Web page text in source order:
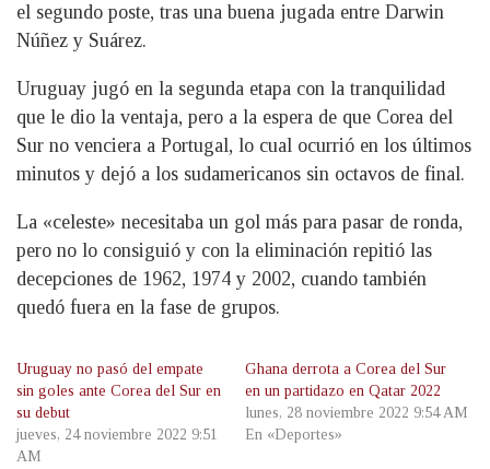
el segundo poste, tras una buena jugada entre Darwin
Núñez y Suárez.
Uruguay jugó en la segunda etapa con la tranquilidad
que le dio la ventaja, pero a la espera de que Corea del
Sur no venciera a Portugal, lo cual ocurrió en los últimos
minutos y dejó a los sudamericanos sin octavos de final.
La «celeste» necesitaba un gol más para pasar de ronda,
pero no lo consiguió y con la eliminación repitió las
decepciones de 1962, 1974 y 2002, cuando también
quedó fuera en la fase de grupos.
Uruguay no pasó del empate
sin goles ante Corea del Sur en
su debut
jueves, 24 noviembre 2022 9:51
AM
Ghana derrota a Corea del Sur
en un partidazo en Qatar 2022
lunes, 28 noviembre 2022 9:54 AM
En «Deportes»